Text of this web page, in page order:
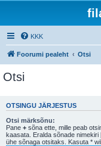
KKK
Foorumi pealeht Otsi
Otsi
OTSINGU JÄRJESTUS
Otsi märksõnu:
Pane + sõna ette, mille peab
kaasata. Eralda sõnade nimekiri
ühe sõnaga otsitaks. Kasuta *